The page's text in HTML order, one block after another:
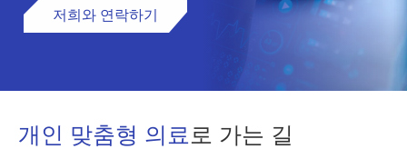
저희와 연락하기
개인 맞춤형 의료 로 가는 길